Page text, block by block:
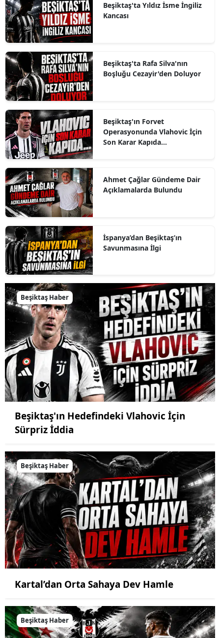
Beşiktaş'ta Yıldız İsme İngiliz
Kancası
Beşiktaş'ta Rafa Silva'nın
Boşluğu Cezayir'den Doluyor
Beşiktaş'ın Forvet
Operasyonunda Vlahovic İçin
Son Karar Kapıda...
Ahmet Çağlar Gündeme Dair
Açıklamalarda Bulundu
İspanya’dan Beşiktaş’ın
Savunmasına İlgi
Beşiktaş Haber
Beşiktaş'ın Hedefindeki Vlahovic İçin
Sürpriz İddia
Beşiktaş Haber
Kartal’dan Orta Sahaya Dev Hamle
Beşiktaş Haber